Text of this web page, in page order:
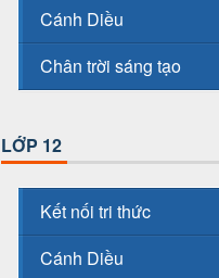
Cánh Diều
Chân trời sáng tạo
LỚP 12
Kết nối tri thức
Cánh Diều